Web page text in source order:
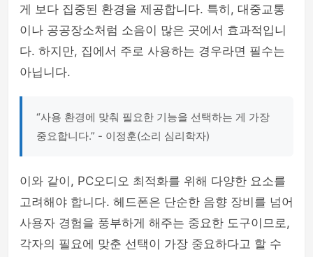
게 보다 집중된 환경을 제공합니다. 특히, 대중교통
이나 공공장소처럼 소음이 많은 곳에서 효과적입니
다. 하지만, 집에서 주로 사용하는 경우라면 필수는
아닙니다.
“사용 환경에 맞춰 필요한 기능을 선택하는 게 가장
중요합니다.” - 이정훈(소리 심리학자)
이와 같이, PC오디오 최적화를 위해 다양한 요소를
고려해야 합니다. 헤드폰은 단순한 음향 장비를 넘어
사용자 경험을 풍부하게 해주는 중요한 도구이므로,
각자의 필요에 맞춘 선택이 가장 중요하다고 할 수